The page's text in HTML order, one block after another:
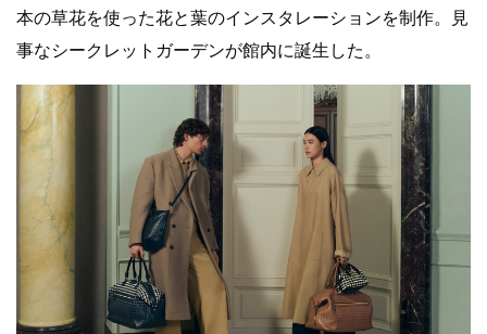
本の草花を使った花と葉のインスタレーションを制作。見
事なシークレットガーデンが館内に誕生した。